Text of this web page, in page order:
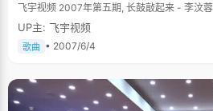
飞宇视频 2007年第五期, 长鼓敲起来 - 李汶
UP主: 飞宇视频
歌曲 • 2007/6/4